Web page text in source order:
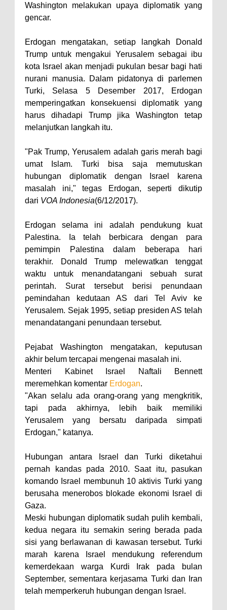
Washington melakukan upaya diplomatik yang
gencar.
Erdogan mengatakan, setiap langkah Donald
Trump untuk mengakui Yerusalem sebagai ibu
kota Israel akan menjadi pukulan besar bagi hati
nurani manusia. Dalam pidatonya di parlemen
Turki, Selasa 5 Desember 2017, Erdogan
memperingatkan konsekuensi diplomatik yang
harus dihadapi Trump jika Washington tetap
melanjutkan langkah itu.
"Pak Trump, Yerusalem adalah garis merah bagi
umat Islam. Turki bisa saja memutuskan
hubungan diplomatik dengan Israel karena
masalah ini," tegas Erdogan, seperti dikutip
dari VOA Indonesia(6/12/2017).
Erdogan selama ini adalah pendukung kuat
Palestina. Ia telah berbicara dengan para
pemimpin Palestina dalam beberapa hari
terakhir. Donald Trump melewatkan tenggat
waktu untuk menandatangani sebuah surat
perintah. Surat tersebut berisi penundaan
pemindahan kedutaan AS dari Tel Aviv ke
Yerusalem. Sejak 1995, setiap presiden AS telah
menandatangani penundaan tersebut.
Pejabat Washington mengatakan, keputusan
akhir belum tercapai mengenai masalah ini.
Menteri Kabinet Israel Naftali Bennett
meremehkan komentar Erdogan.
"Akan selalu ada orang-orang yang mengkritik,
tapi pada akhirnya, lebih baik memiliki
Yerusalem yang bersatu daripada simpati
Erdogan," katanya.
Hubungan antara Israel dan Turki diketahui
pernah kandas pada 2010. Saat itu, pasukan
komando Israel membunuh 10 aktivis Turki yang
berusaha menerobos blokade ekonomi Israel di
Gaza.
Meski hubungan diplomatik sudah pulih kembali,
kedua negara itu semakin sering berada pada
sisi yang berlawanan di kawasan tersebut. Turki
marah karena Israel mendukung referendum
kemerdekaan warga Kurdi Irak pada bulan
September, sementara kerjasama Turki dan Iran
telah memperkeruh hubungan dengan Israel.